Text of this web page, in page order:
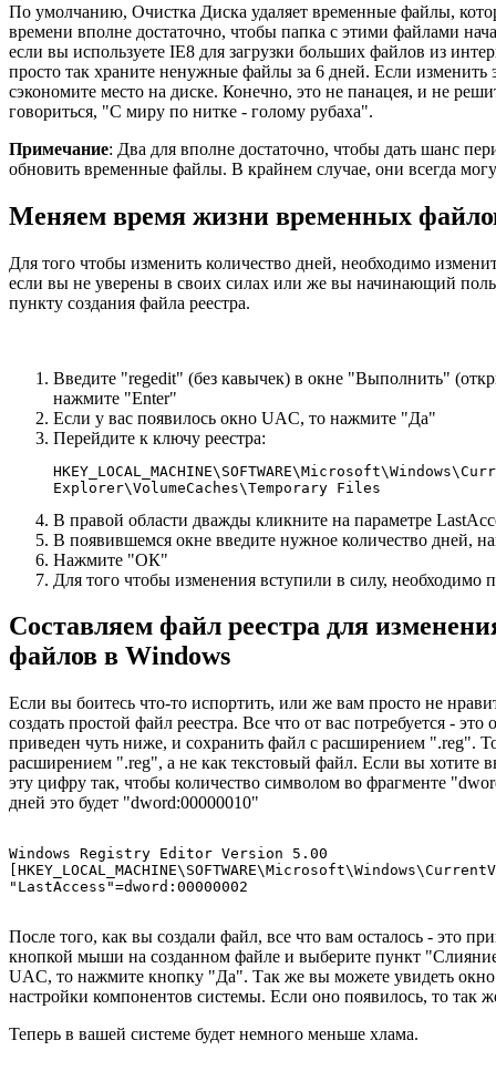
По умолчанию, Очистка Диска удаляет временные файлы,
времени вполне достаточно, чтобы папка с этими файлами
если вы используете IE8 для загрузки больших файлов из
просто так храните ненужные файлы за 6 дней. Если
сэкономите место на диске. Конечно, это не панацея, и не
говориться, "С миру по нитке - голому рубаха".
Примечание: Два для вполне достаточно, чтобы дать шанс
обновить временные файлы. В крайнем случае, они всегда
Меняем время жизни временных
Для того чтобы изменить количество дней, необходимо
если вы не уверены в своих силах или же вы начинающий
пункту создания файла реестра.
Введите "regedit" (без кавычек) в окне "Выполнить"
нажмите "Enter"
Если у вас появилось окно UAC, то нажмите "Да"
Перейдите к ключу реестра:
Explorer\VolumeCaches\Temporary Files
В правой области дважды кликните на параметре
В появившемся окне введите нужное количество дней,
Нажмите "ОК"
Для того чтобы изменения вступили в силу, необходимо
Составляем файл реестра для
файлов в Windows
Если вы боитесь что-то испортить, или же вам просто не
создать простой файл реестра. Все что от вас потребуется -
приведен чуть ниже, и сохранить файл с расширением ".reg".
расширением ".reg", а не как текстовый файл. Если вы хотите
эту цифру так, чтобы количество символом во фрагменте
дней это будет "dword:00000010"
Windows Registry Editor Version 5.00
После того, как вы создали файл, все что вам осталось - это
кнопкой мыши на созданном файле и выберите пункт
UAC, то нажмите кнопку "Да". Так же вы можете увидеть
настройки компонентов системы. Если оно появилось, то так
Теперь в вашей системе будет немного меньше хлама.